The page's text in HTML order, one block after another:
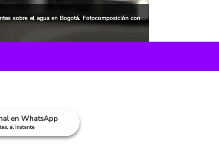
sobre el agua en Bogotá. Fotocomposición con
en WhatsApp
al instante